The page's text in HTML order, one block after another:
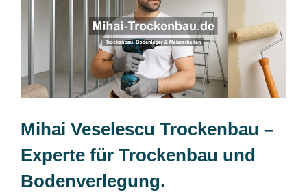
Mihai Veselescu Trockenbau –
Experte für Trockenbau und
Bodenverlegung.